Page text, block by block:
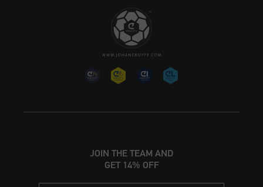
JOIN THE TEAM AND
GET 14% OFF